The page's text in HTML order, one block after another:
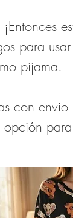
para
pijama.
con